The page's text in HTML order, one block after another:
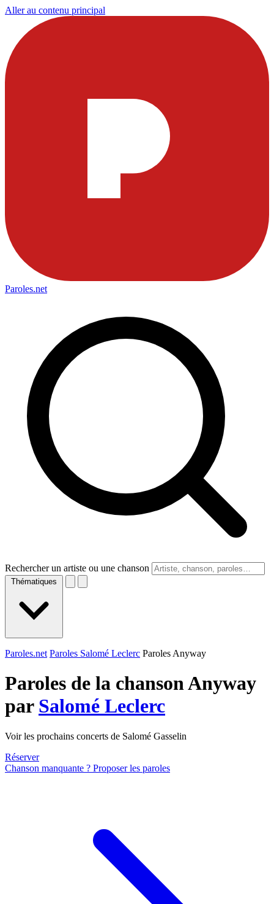
Aller au contenu principal
Paroles.net
Rechercher un artiste ou une chanson
Thématiques
Paroles.net Paroles Salomé Leclerc Paroles Anyway
Paroles de la chanson Anyway
par Salomé Leclerc
Voir les prochains concerts de Salomé Gasselin
Réserver
Chanson manquante ? Proposer les paroles